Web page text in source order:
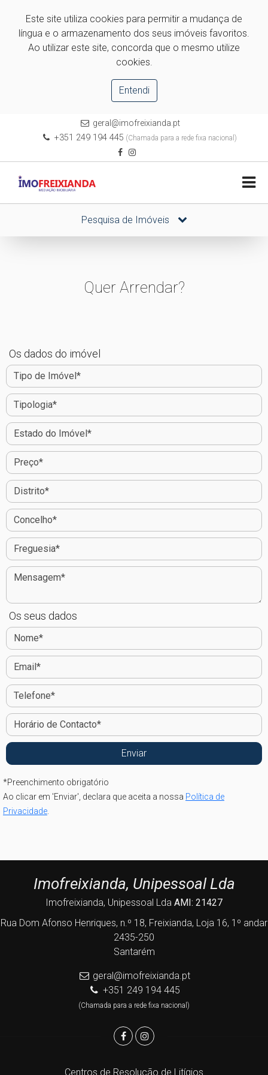
Este site utiliza cookies para permitir a mudança de
língua e o armazenamento dos seus imóveis favoritos.
Ao utilizar este site, concorda que o mesmo utilize
cookies.
Entendi
geral@imofreixianda.pt
+351 249 194 445 (Chamada para a rede fixa nacional)
Pesquisa de Imóveis
Quer Arrendar?
Os dados do imóvel
Os seus dados
*Preenchimento obrigatório
Ao clicar em 'Enviar', declara que aceita a nossa Política de
Privacidade
Imofreixianda, Unipessoal Lda
Imofreixianda, Unipessoal Lda AMI: 21427
Rua Dom Afonso Henriques, n.º 18, Freixianda, Loja 16, 1º andar
2435-250
Santarém
geral@imofreixianda.pt
+351 249 194 445
(Chamada para a rede fixa nacional)
Centros de Resolução de Litígios